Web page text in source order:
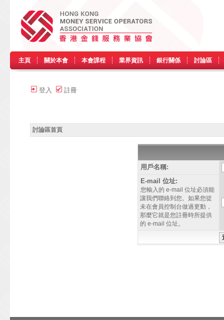
主頁 關於本會 本會課程 業界資訊 銀行關係 討論區
登入 註冊
討論區首頁
用戶名稱:
E-mail 位址:
您輸入的 e-mail 位址必須能
讓我們聯絡到您。如果您從
未在會員控制台做過更動，
那麼它就是您註冊時所提供
的 e-mail 位址。